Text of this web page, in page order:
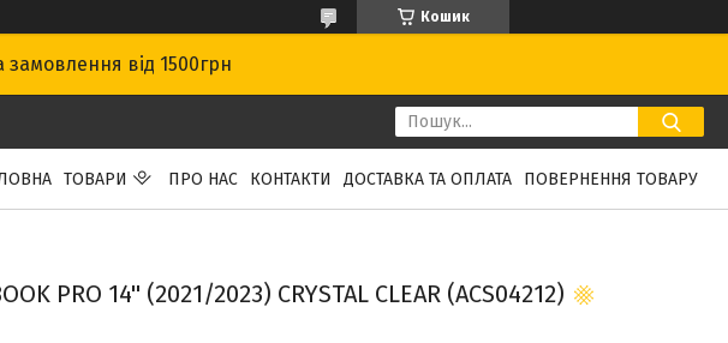
Кошик
від 1500грн
ТОВАРИ ПРО НАС КОНТАКТИ ДОСТАВКА ТА ОПЛАТА ПОВЕРНЕННЯ ТОВАРУ
PRO 14'' (2021/2023) CRYSTAL CLEAR (ACS04212)